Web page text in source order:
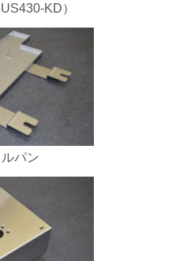
KD）
パン